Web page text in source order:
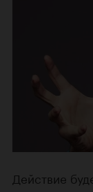
Действие